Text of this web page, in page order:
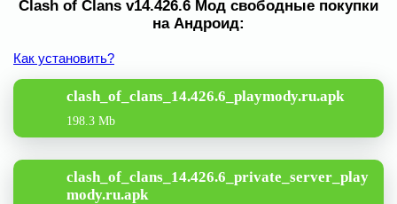
Clash of Clans v14.426.6 Мод свободные покупки
на Андроид:
Как установить?
clash_of_clans_14.426.6_playmody.ru.apk
198.3 Mb
clash_of_clans_14.426.6_private_server_play
mody.ru.apk